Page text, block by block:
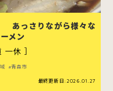
あっさりながら様々な
メン
一休 ］
青森市
最終更新日:2026.01.27